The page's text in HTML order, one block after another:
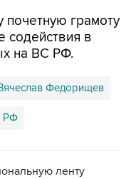
почетную грамоту
в
на ВС РФ.
Федорищев
РФ
ленту